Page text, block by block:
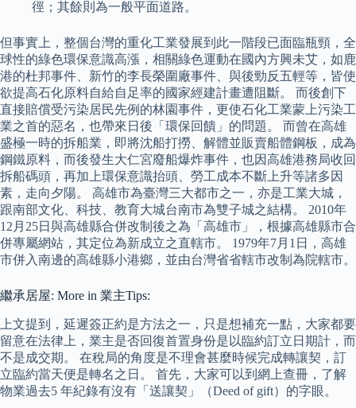
徑；其餘則為一般平面道路。
但事實上，整個台灣的重化工業發展到此一階段已面臨瓶頸，全
球性的綠色環保意識高漲，相關綠色運動在國內方興未艾，如鹿
港的杜邦事件、新竹的李長榮圍廠事件、與後勁反五輕等，皆使
欲提高石化原料自給自足率的國家經建計畫遭阻斷。 而後創下
直接賠償受污染居民先例的林園事件，更使石化工業蒙上污染工
業之首的惡名，也帶來日後「環保回饋」的問題。 而曾在高雄
盛極一時的拆船業，即將沈船打撈、解體並販賣船體鋼板，成為
鋼鐵原料，而後發生大仁宮廢船爆炸事件，也因高雄港務局收回
拆船碼頭，再加上環保意識抬頭、勞工成本不斷上升等諸多因
素，走向夕陽。 高雄市為臺灣三大都市之一，亦是工業大城，
跟南部文化、科技、教育大城台南市為雙子城之結構。 2010年
12月25日與高雄縣合併改制後之為「高雄市」，根據高雄縣市合
併專屬網站，其定位為新成立之直轄市。 1979年7月1日，高雄
市併入南邊的高雄縣小港鄉，並由台灣省省轄市改制為院轄市。
繼承居屋: More in 業主Tips:
上文提到，延遲簽正約是方法之一，只是想補充一點，大家都要
留意在法律上，業主是否回復首置身份是以臨約訂立日期計，而
不是成交期。 在稅局的角度是不理會甚麼時候完成轉讓契，訂
立臨約當天便是轉名之日。 首先，大家可以到網上查冊，了解
物業過去5 年紀錄有沒有「送讓契」（Deed of gift）的字眼。